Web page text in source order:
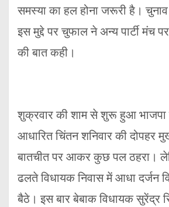
समस्या का हल होना जरूरी है।
इस मुद्दे पर चुफाल ने अन्य पार्टी मंच
की बात कही।
शुक्रवार की शाम से शुरू हुआ भाजपा
आधारित चिंतन शनिवार की दोपहर
बातचीत पर आकर कुछ पल ठहरा।
ढलते विधायक निवास में आधा दर्जन
बैठे। इस बार बेबाक विधायक सुरेंद्र